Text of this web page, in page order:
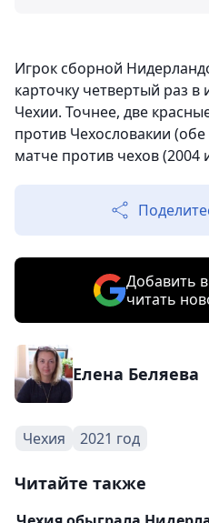
Игрок сборной
карточку четвертый раз
Чехии. Точнее, две
против Чехословакии (обе
матче против чехов (2004
Добавить
читать
Елена Беляева
Чехия 2021 год
Читайте также